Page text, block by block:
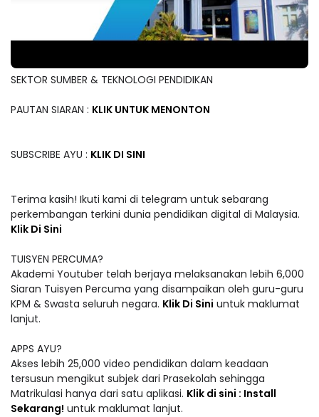
SEKTOR SUMBER & TEKNOLOGI PENDIDIKAN
PAUTAN SIARAN : KLIK UNTUK MENONTON
SUBSCRIBE AYU : KLIK DI SINI
Terima kasih! Ikuti kami di telegram untuk sebarang
perkembangan terkini dunia pendidikan digital di Malaysia.
Klik Di Sini
TUISYEN PERCUMA?
Akademi Youtuber telah berjaya melaksanakan lebih 6,000
Siaran Tuisyen Percuma yang disampaikan oleh guru-guru
KPM & Swasta seluruh negara. Klik Di Sini untuk maklumat
lanjut.
APPS AYU?
Akses lebih 25,000 video pendidikan dalam keadaan
tersusun mengikut subjek dari Prasekolah sehingga
Matrikulasi hanya dari satu aplikasi. Klik di sini : Install
Sekarang! untuk maklumat lanjut.